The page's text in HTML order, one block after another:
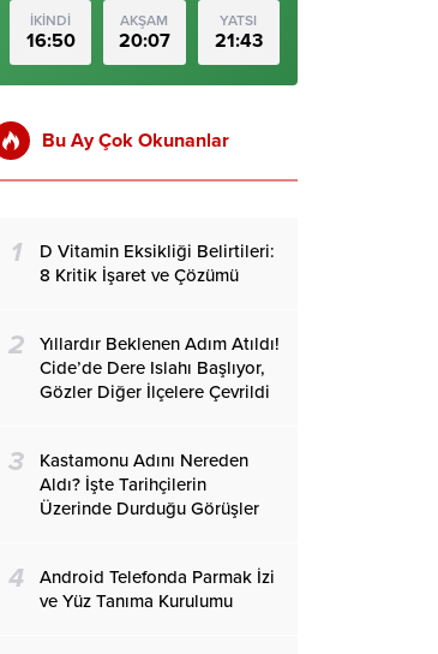
İKİNDİ
16:50
AKŞAM
20:07
YATSI
21:43
Bu Ay Çok Okunanlar
1
D Vitamin Eksikliği Belirtileri:
8 Kritik İşaret ve Çözümü
2
Yıllardır Beklenen Adım Atıldı!
Cide’de Dere Islahı Başlıyor,
Gözler Diğer İlçelere Çevrildi
3
Kastamonu Adını Nereden
Aldı? İşte Tarihçilerin
Üzerinde Durduğu Görüşler
4
Android Telefonda Parmak İzi
ve Yüz Tanıma Kurulumu